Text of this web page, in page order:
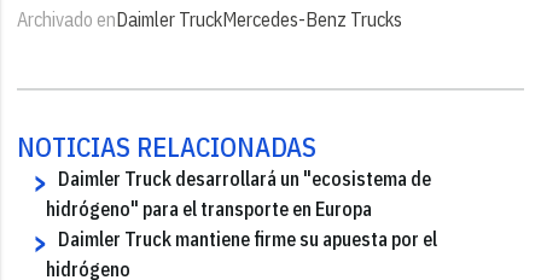
Archivado enDaimler TruckMercedes-Benz Trucks
NOTICIAS RELACIONADAS
Daimler Truck desarrollará un "ecosistema de
hidrógeno" para el transporte en Europa
Daimler Truck mantiene firme su apuesta por el
hidrógeno